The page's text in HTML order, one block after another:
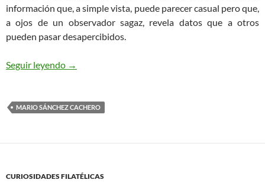
información que, a simple vista, puede parecer casual pero que,
a ojos de un observador sagaz, revela datos que a otros
pueden pasar desapercibidos.
Seguir leyendo Lo que esconde un matasellos
→
MARIO SÁNCHEZ CACHERO
CURIOSIDADES FILATÉLICAS